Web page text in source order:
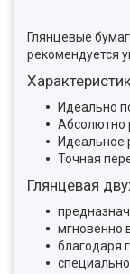
Глянцевые
рекомендуется
Идеально
Абсолютно
Идеальное
Точная
Глянцевая
мгновенно
благодаря